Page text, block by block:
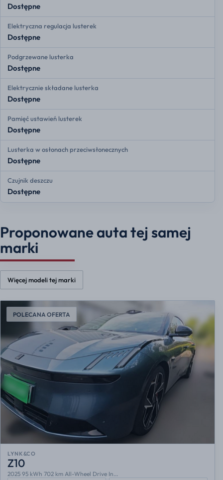
Dostępne
Elektryczna regulacja lusterek
Dostępne
Podgrzewane lusterka
Dostępne
Elektrycznie składane lusterka
Dostępne
Pamięć ustawień lusterek
Dostępne
Lusterka w osłonach przeciwsłonecznych
Dostępne
Czujnik deszczu
Dostępne
Proponowane auta tej samej
marki
Więcej modeli tej marki
POLECANA OFERTA
LYNK&CO
Z10
2025 95 kWh 702 km All-Wheel Drive In...